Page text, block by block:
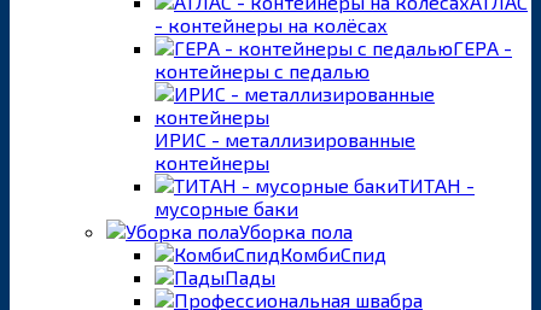
- контейнеры на колёсах
ГЕРА -
контейнеры с педалью
ИРИС - металлизированные
контейнеры
ТИТАН -
мусорные баки
Уборка пола
КомбиСпид
Пады